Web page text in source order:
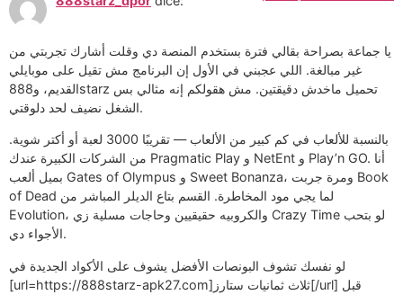
يا جماعة بصراحة بقالي فترة بستخدم المنصة دي وقلت أشارك تجربتي من
غير مبالغة. اللي عجبني في الأول إن البرنامج مش تقيل على موبايلي
القديم، و888starz تحميل ماخدش دقيقتين. مش هقولكم إنه مثالي بس
الشغل نضيف لحد دلوقتي.
بالنسبة للألعاب في كم كبير من الألعاب — تقريبًا 3000 لعبة أو أكتر شوية.
من الشركات الكبيرة عندك Pragmatic Play و NetEnt و Play’n GO. أنا
بميل ألعب Gates of Olympus و Sweet Bonanza، ومرة جربت Book
of Dead لما يجي مود المخاطرة. القسم بتاع الديلر المباشر من
Evolution، والكروبيه حقيقيين وحاجات مسلية زي Crazy Time لو بتحب
الأجواء دي.
لو نفسك تشوف البونصات الأفضل يشوف على الأكواد الجديدة في
[url=https://888starz-apk27.com]ثلاث ثمانيات ستارز[/url] قبل